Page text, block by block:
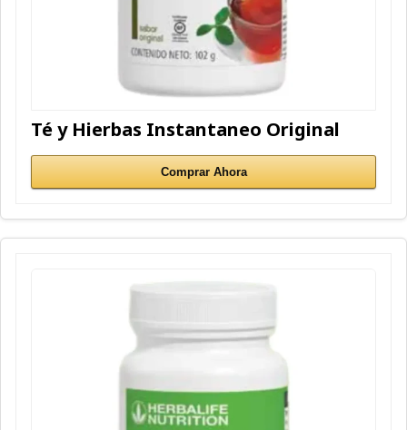
Té y Hierbas Instantaneo Original
Comprar Ahora